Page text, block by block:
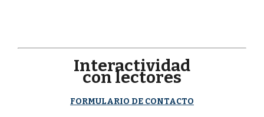
Interactividad
con lectores
FORMULARIO DE CONTACTO